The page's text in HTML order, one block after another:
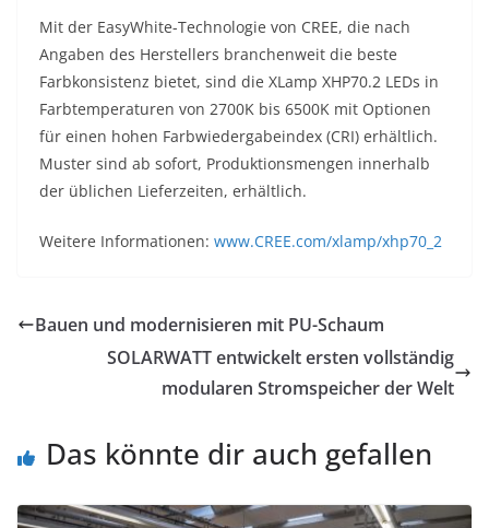
Mit der EasyWhite-Technologie von CREE, die nach
Angaben des Herstellers branchenweit die beste
Farbkonsistenz bietet, sind die XLamp XHP70.2 LEDs in
Farbtemperaturen von 2700K bis 6500K mit Optionen
für einen hohen Farbwiedergabeindex (CRI) erhältlich.
Muster sind ab sofort, Produktionsmengen innerhalb
der üblichen Lieferzeiten, erhältlich.
Weitere Informationen: www.CREE.com/xlamp/xhp70_2
Bauen und modernisieren mit PU-Schaum
SOLARWATT entwickelt ersten vollständig
modularen Stromspeicher der Welt
Das könnte dir auch gefallen